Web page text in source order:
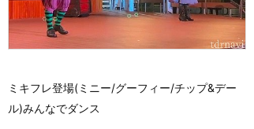
ミキフレ登場(ミニー/グーフィー/チップ&デー
ル)みんなでダンス